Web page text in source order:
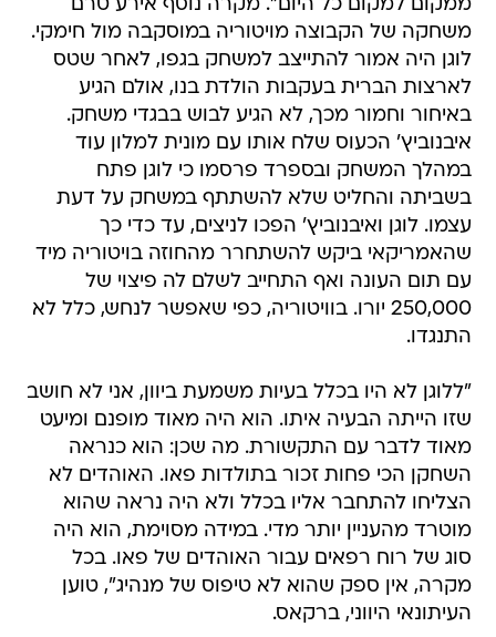
ממקום למקום כל היום". מקרה נוסף אירע טרם
משחקה של הקבוצה מויטוריה במוסקבה מול חימקי.
לוגן היה אמור להתייצב למשחק בגפו, לאחר שטס
לארצות הברית בעקבות הולדת בנו, אולם הגיע
באיחור וחמור מכך, לא הגיע לבוש בבגדי משחק.
איבנוביץ' הכעוס שלח אותו עם מונית למלון עוד
במהלך המשחק ובספרד פרסמו כי לוגן פתח
בשביתה והחליט שלא להשתתף במשחק על דעת
עצמו. לוגן ואיבנוביץ' הפכו לניצים, עד כדי כך
שהאמריקאי ביקש להשתחרר מהחוזה בויטוריה מיד
עם תום העונה ואף התחייב לשלם לה פיצוי של
250,000 יורו. בוויטוריה, כפי שאפשר לנחש, כלל לא
התנגדו.
"ללוגן לא היו בכלל בעיות משמעת ביוון, אני לא חושב
שזו הייתה הבעיה איתו. הוא היה מאוד מופנם ומיעט
מאוד לדבר עם התקשורת. מה שכן: הוא כנראה
השחקן הכי פחות זכור בתולדות פאו. האוהדים לא
הצליחו להתחבר אליו בכלל ולא היה נראה שהוא
מוטרד מהעניין יותר מדי. במידה מסוימת, הוא היה
סוג של רוח רפאים עבור האוהדים של פאו. בכל
מקרה, אין ספק שהוא לא טיפוס של מנהיג", טוען
העיתונאי היווני, ברקאס.